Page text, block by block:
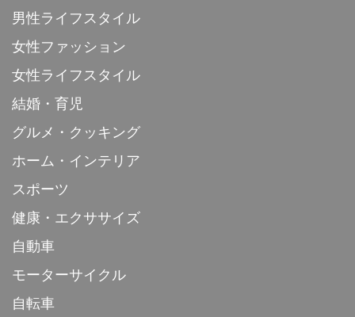
男性ライフスタイル
女性ファッション
女性ライフスタイル
結婚・育児
グルメ・クッキング
ホーム・インテリア
スポーツ
健康・エクササイズ
自動車
モーターサイクル
自転車